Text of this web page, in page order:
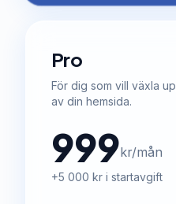
Pro
För dig som vill växla
av din hemsida.
999kr/mån
+5 000 kr i startavgift